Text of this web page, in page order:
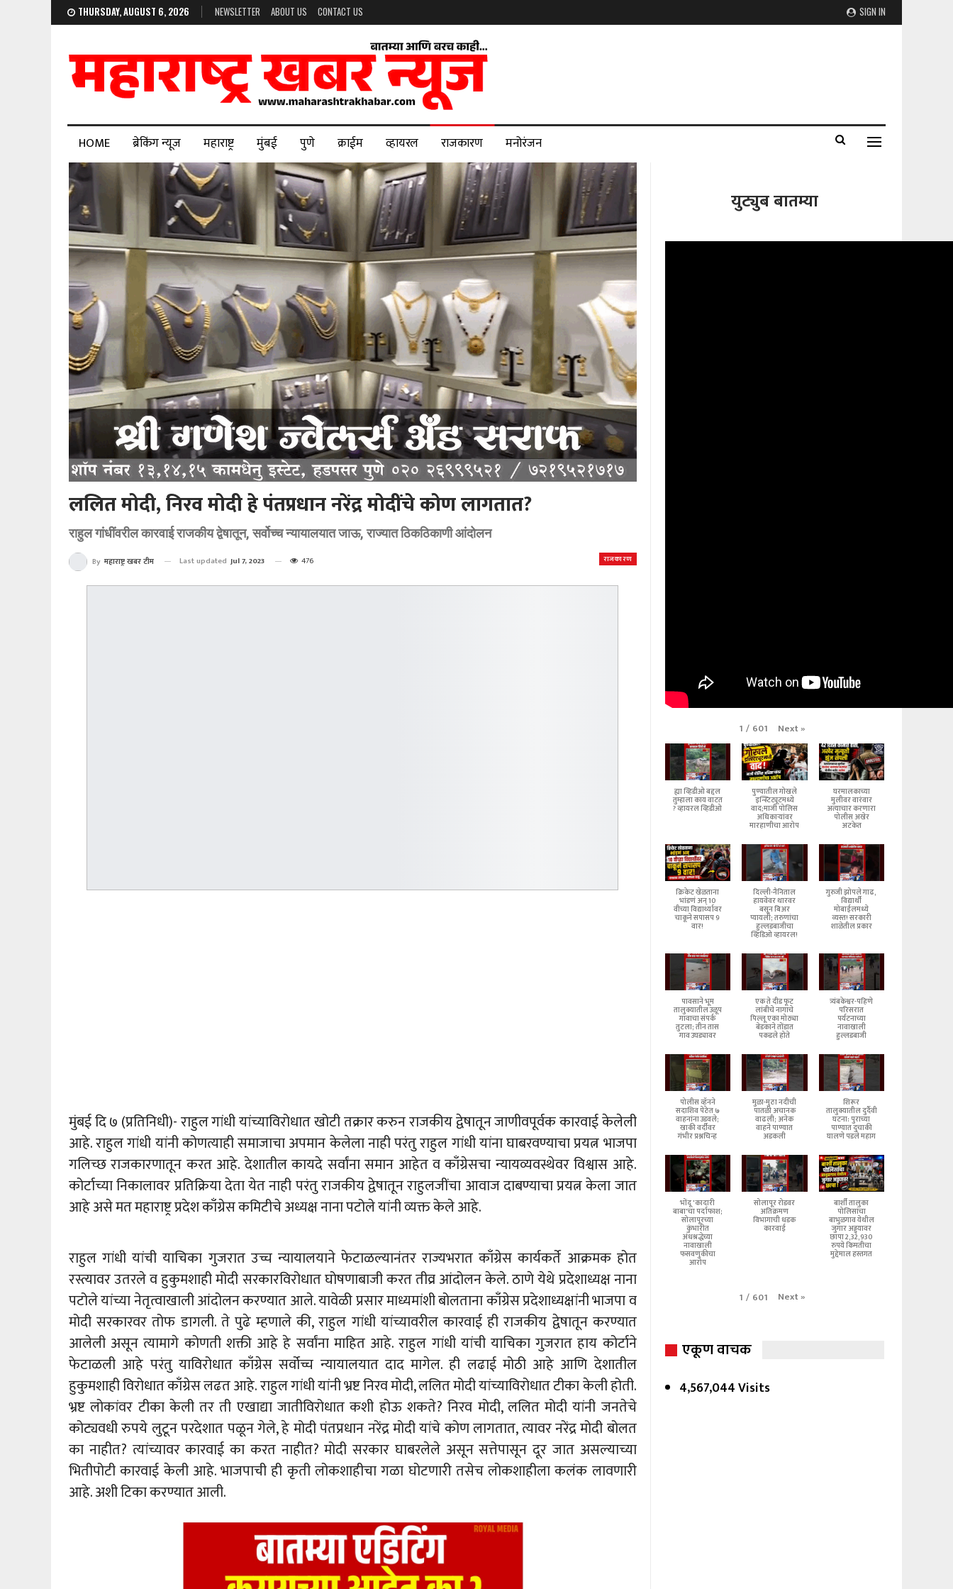
SIGN IN
THURSDAY, AUGUST 6, 2026 NEWSLETTER ABOUT US CONTACT US
HOME ब्रेकिंग न्यूज महाराष्ट्र मुंबई पुणे क्राईम व्हायरल राजकारण मनोरंजन
ललित मोदी, निरव मोदी हे पंतप्रधान नरेंद्र मोदींचे कोण लागतात?
राहुल गांधींवरील कारवाई राजकीय द्वेषातून, सर्वोच्च न्यायालयात जाऊ, राज्यात ठिकठिकाणी आंदोलन
राजकारण
By महाराष्ट्र खबर टीम Last updated Jul 7, 2023 476
मुंबई दि ७ (प्रतिनिधी)- राहुल गांधी यांच्याविरोधात खोटी तक्रार करुन राजकीय द्वेषातून जाणीवपूर्वक कारवाई केलेली
आहे. राहुल गांधी यांनी कोणत्याही समाजाचा अपमान केलेला नाही परंतु राहुल गांधी यांना घाबरवण्याचा प्रयत्न भाजपा
गलिच्छ राजकारणातून करत आहे. देशातील कायदे सर्वांना समान आहेत व काँग्रेसचा न्यायव्यवस्थेवर विश्वास आहे.
कोर्टाच्या निकालावर प्रतिक्रिया देता येत नाही परंतु राजकीय द्वेषातून राहुलजींचा आवाज दाबण्याचा प्रयत्न केला जात
आहे असे मत महाराष्ट्र प्रदेश काँग्रेस कमिटीचे अध्यक्ष नाना पटोले यांनी व्यक्त केले आहे.
राहुल गांधी यांची याचिका गुजरात उच्च न्यायालयाने फेटाळल्यानंतर राज्यभरात काँग्रेस कार्यकर्ते आक्रमक होत
रस्त्यावर उतरले व हुकुमशाही मोदी सरकारविरोधात घोषणाबाजी करत तीव्र आंदोलन केले. ठाणे येथे प्रदेशाध्यक्ष नाना
पटोले यांच्या नेतृत्वाखाली आंदोलन करण्यात आले. यावेळी प्रसार माध्यमांशी बोलताना काँग्रेस प्रदेशाध्यक्षांनी भाजपा व
मोदी सरकारवर तोफ डागली. ते पुढे म्हणाले की, राहुल गांधी यांच्यावरील कारवाई ही राजकीय द्वेषातून करण्यात
आलेली असून त्यामागे कोणती शक्ती आहे हे सर्वांना माहित आहे. राहुल गांधी यांची याचिका गुजरात हाय कोर्टाने
फेटाळली आहे परंतु याविरोधात काँग्रेस सर्वोच्च न्यायालयात दाद मागेल. ही लढाई मोठी आहे आणि देशातील
हुकुमशाही विरोधात काँग्रेस लढत आहे. राहुल गांधी यांनी भ्रष्ट निरव मोदी, ललित मोदी यांच्याविरोधात टीका केली होती.
भ्रष्ट लोकांवर टीका केली तर ती एखाद्या जातीविरोधात कशी होऊ शकते? निरव मोदी, ललित मोदी यांनी जनतेचे
कोट्यवधी रुपये लुटून परदेशात पळून गेले, हे मोदी पंतप्रधान नरेंद्र मोदी यांचे कोण लागतात, त्यावर नरेंद्र मोदी बोलत
का नाहीत? त्यांच्यावर कारवाई का करत नाहीत? मोदी सरकार घाबरलेले असून सत्तेपासून दूर जात असल्याच्या
भितीपोटी कारवाई केली आहे. भाजपाची ही कृती लोकशाहीचा गळा घोटणारी तसेच लोकशाहीला कलंक लावणारी
आहे. अशी टिका करण्यात आली.
युट्युब बातम्या
1 / 601 Next»
ह्या व्हिडीओ बद्दल
तुम्हाला काय वाटत
? व्हायरल व्हिडीओ
पुण्यातील गोखले
इन्स्टिट्यूटमध्ये
वाद;माजी पोलिस
अधिकाऱ्यांवर
मारहाणीचा आरोप
घरमालकाच्या
मुलीवर वारंवार
अत्याचार करणारा
पोलीस अखेर
अटकेत
क्रिकेट खेळताना
भांडणं अन् 10
वीच्या विद्यार्थ्यावर
चाकूने सपासप 9
वार!
दिल्ली-नैनिताल
हायवेवर थारवर
बसून बिअर
प्यायली; तरुणांचा
हुल्लडबाजीचा
व्हिडिओ व्हायरल!
गुरुजी झोपले गाढ,
विद्यार्थी
मोबाईलमध्ये
व्यस्त! सरकारी
शाळेतील प्रकार
पावसाने भूम
तालुक्यातील उळूप
गावाचा संपर्क
तुटला; तीन तास
गाव उघड्यावर
एक ते दीड फूट
लांबीचे नागाचे
पिल्लू एका मोठ्या
बेडकाने तोंडात
पकडले होते
त्र्यंबकेश्वर-पहिणे
परिसरात
पर्यटनाच्या
नावाखाली
हुल्लडबाजी
पोलीस व्हॅनने
सदाशिव पेठेत ७
वाहनांना उडवले;
खाकी वर्दीवर
गंभीर प्रश्नचिन्ह
मुळा-मुठा नदीची
पातळी अचानक
वाढली; अनेक
वाहने पाण्यात
अडकली
शिरूर
तालुक्यातील दुर्दैवी
घटना: पुराच्या
पाण्यात दुचाकी
घालणे पडले महाग
भोंदू 'कादारी
बाबा'चा पर्दाफाश;
सोलापूरच्या
कुंभारीत
अंधश्रद्धेच्या
नावाखाली
फसवणुकीचा
आरोप
सोलापूर रोडवर
अतिक्रमण
विभागाची धडक
कारवाई
बार्शी तालुका
पोलिसांचा
बाभुळगाव येथील
जुगार अड्ड्यावर
छापा 2,32,930
रुपये किमतीचा
मुद्देमाल हस्तगत
1 / 601 Next»
एकूण वाचक
4,567,044 Visits